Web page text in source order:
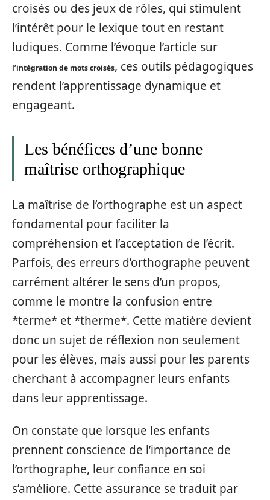
croisés ou des jeux de rôles, qui stimulent
l’intérêt pour le lexique tout en restant
ludiques. Comme l’évoque l’article sur
l’intégration de mots croisés, ces outils pédagogiques
rendent l’apprentissage dynamique et
engageant.
Les bénéfices d’une bonne
maîtrise orthographique
La maîtrise de l’orthographe est un aspect
fondamental pour faciliter la
compréhension et l’acceptation de l’écrit.
Parfois, des erreurs d’orthographe peuvent
carrément altérer le sens d’un propos,
comme le montre la confusion entre
*terme* et *therme*. Cette matière devient
donc un sujet de réflexion non seulement
pour les élèves, mais aussi pour les parents
cherchant à accompagner leurs enfants
dans leur apprentissage.
On constate que lorsque les enfants
prennent conscience de l’importance de
l’orthographe, leur confiance en soi
s’améliore. Cette assurance se traduit par